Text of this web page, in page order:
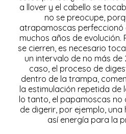
a llover y el cabello se
no se preocupe,
atrapamoscas perfeccionó
muchos años de evolución.
se cierren, es necesario
un intervalo de no más de
caso, el proceso de
dentro de la trampa,
la estimulación repetida de
lo tanto, el papamoscas no
de digerir, por ejemplo,
así energía para la